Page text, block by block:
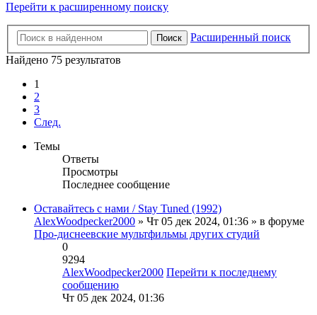
Перейти к расширенному поиску
Поиск
Расширенный поиск
Найдено 75 результатов
1
2
3
След.
Темы
Ответы
Просмотры
Последнее сообщение
Оставайтесь с нами / Stay Tuned (1992)
AlexWoodpecker2000 » Чт 05 дек 2024, 01:36 » в форуме
Про-диснеевские мультфильмы других студий
0
9294
AlexWoodpecker2000 Перейти к последнему
сообщению
Чт 05 дек 2024, 01:36